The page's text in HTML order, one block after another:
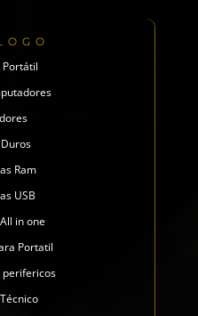
Ram
USB
in one
Portatil
perifericos